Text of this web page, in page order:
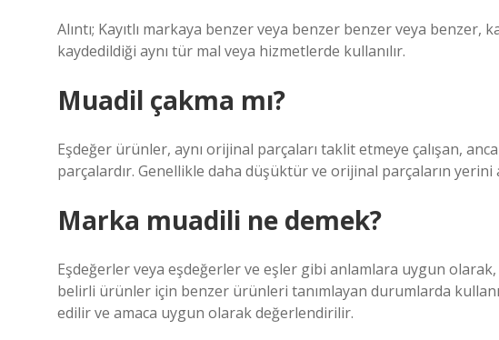
Alıntı; Kayıtlı markaya benzer veya benzer benzer veya benzer,
kaydedildiği aynı tür mal veya hizmetlerde kullanılır.
Muadil çakma mı?
Eşdeğer ürünler, aynı orijinal parçaları taklit etmeye çalışan,
parçalardır. Genellikle daha düşüktür ve orijinal parçaların
Marka muadili ne demek?
Eşdeğerler veya eşdeğerler ve eşler gibi anlamlara uygun
belirli ürünler için benzer ürünleri tanımlayan durumlarda
edilir ve amaca uygun olarak değerlendirilir.